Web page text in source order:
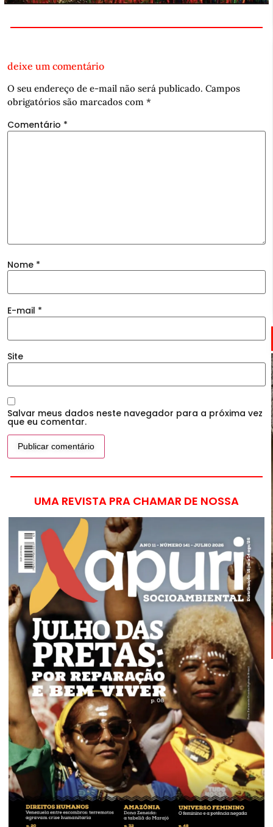
deixe um comentário
O seu endereço de e-mail não será publicado. Campos
obrigatórios são marcados com *
Comentário *
Nome *
E-mail *
Site
Salvar meus dados neste navegador para a próxima vez
que eu comentar.
UMA REVISTA PRA CHAMAR DE NOSSA